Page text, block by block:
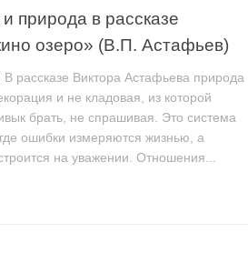
природа в рассказе
озеро» (В.П. Астафьев)
В рассказе Виктора Астафьева природа
и не кладовая, из которой
брать, не спрашивая. Это система
ошибки измеряются жизнью, а
на уважении. Отношения...